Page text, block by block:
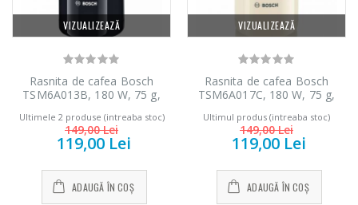
VIZUALIZEAZĂ
Rasnita de cafea Bosch
TSM6A013B, 180 W, 75 g,
Ultimele 2 produse (intreaba stoc)
149,00 Lei
119,00 Lei
ADAUGĂ ÎN COȘ
VIZUALIZEAZĂ
Rasnita de cafea Bosch
TSM6A017C, 180 W, 75 g,
Ultimul produs (intreaba stoc)
149,00 Lei
119,00 Lei
ADAUGĂ ÎN COȘ